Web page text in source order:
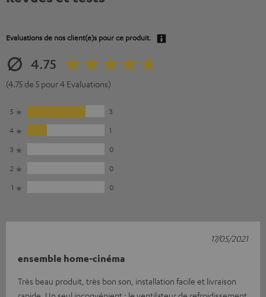
Evaluations de nos client(e)s pour ce produit.
4.75
(4.75 de 5 pour 4 Evaluations)
5
3
4
1
3
0
2
0
1
0
ensemble home-cinéma
Très beau produit, très bon son, installation facile et livraison
17/05/2021